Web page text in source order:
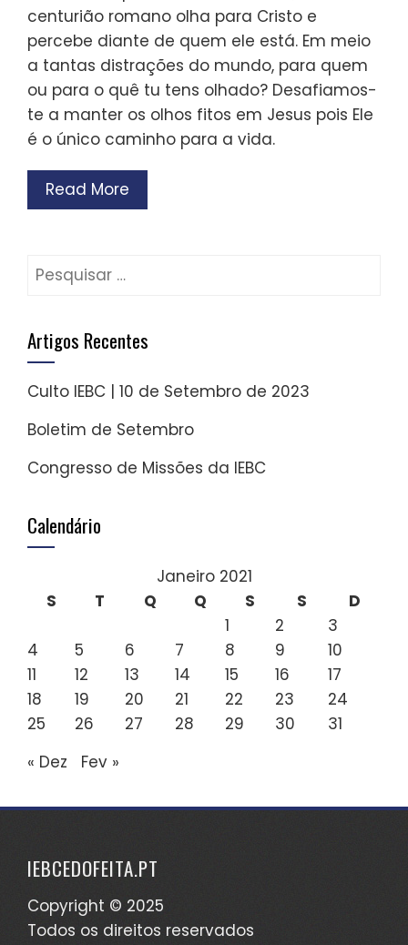
centurião romano olha para Cristo e
percebe diante de quem ele está. Em meio
a tantas distrações do mundo, para quem
ou para o quê tu tens olhado? Desafiamos-
te a manter os olhos fitos em Jesus pois Ele
é o único caminho para a vida.
Read More
Pesquisar
Artigos Recentes
Culto IEBC | 10 de Setembro de 2023
Boletim de Setembro
Congresso de Missões da IEBC
Calendário
Janeiro 2021
S
T Q Q S S
D
1
2
3
4
5 6 7 8 9
10
11
12 13 14 15 16
17
18
19 20 21 22 23
24
25
26 27 28 29 30
31
« Dez
Fev »
IEBCEDOFEITA.PT
Copyright © 2025
Todos os direitos reservados